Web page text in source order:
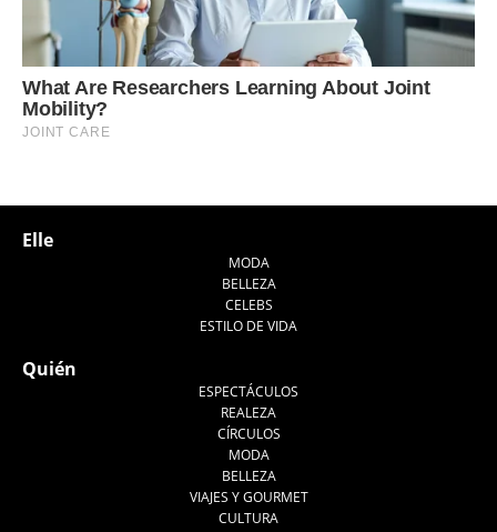
Elle
MODA
BELLEZA
CELEBS
ESTILO DE VIDA
Quién
ESPECTÁCULOS
REALEZA
CÍRCULOS
MODA
BELLEZA
VIAJES Y GOURMET
CULTURA